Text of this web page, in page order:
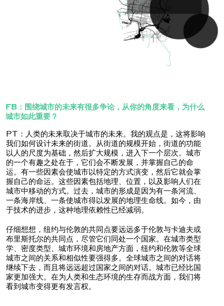
FB：围绕城市的未来有很多争论，从你的角度来看，为什么
城市如此重要？
PT：人类的未来取决于城市的未来。我的观点是，这将影响
我们如何设计未来的街道。从街道的规模开始，街道的功能
以人的尺度为基础，然后扩大规模，进入下一个层次。城市
的一个有趣之处在于，它们会不断发展，并掌握自己的命
运。有一些因素会使城市以特定的方式演变，然后它就会掌
握自己的命运。这些因素包括地理、位置，以及影响人们在
城市中移动的方式。过去，城市的形成是因为有一条河流、
一条海岸线、一条使城市得以发展的地理生命线。如今，由
于技术的进步，这种地理依赖性已经减弱。
仔细想想，纽约与伦敦的共同点要远远多于伦敦与卡迪夫或
布里斯托尔的共同点，尽管它们同处一个国家。在城市类型
学、密度类型、城市环境和房地产方面，纽约和伦敦等全球
城市之间的关系和相似性要强得多。全球城市之间的对话将
继续下去，而且将远远超过国家之间的对话。城市已经比国
家更加强大。在为人类和生态环境的生存而战方面，我们将
看到城市变得更有发言权。